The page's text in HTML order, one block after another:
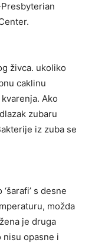
živca. ukoliko
caklinu
Ako
zubaru
iz zuba se
s desne
možda
je druga
nisu opasne i